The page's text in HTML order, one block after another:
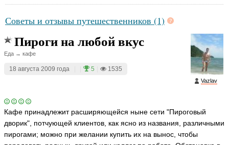
Советы и отзывы путешественников (1)
Vazlav
Пироги на любой вкус
Еда → кафе
18 августа 2009 года 5 1535
Кафе принадлежит расширяющейся ныне сети "Пироговый
дворик", потчующей клиентов, как ясно из названия, различными
пирогами; можно при желании купить их на вынос, чтобы